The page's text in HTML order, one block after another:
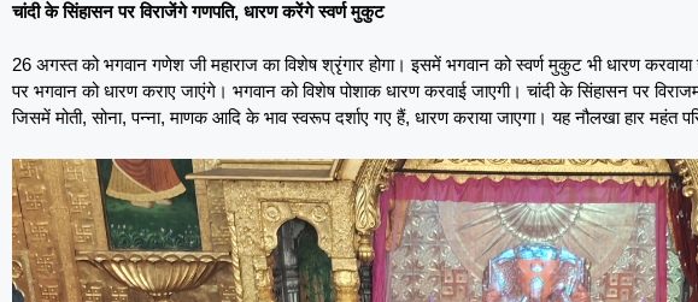
चांदी के सिंहासन पर विराजेंगे गणपति, धारण करेंगे स्वर्ण मुकुट
26 अगस्त को भगवान गणेश जी महाराज का विशेष श्रृंगार होगा। इसमें भगवान को स्वर्ण मुकुट भी धारण
पर भगवान को धारण कराए जाएंगे। भगवान को विशेष पोशाक धारण करवाई जाएगी। चांदी के सिंहासन पर
जिसमें मोती, सोना, पन्ना, माणक आदि के भाव स्वरूप दर्शाए गए हैं, धारण कराया जाएगा। यह नौलखा हार महंत